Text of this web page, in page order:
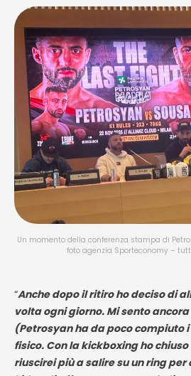
Un momento della conferenza stampa di
foto agenzia Sporteconomy –
“Anche dopo il ritiro ho deciso di
volta ogni giorno. Mi sento
(Petrosyan ha da poco compiuto
fisico. Con la kickboxing ho
riuscirei più a salire su un ring